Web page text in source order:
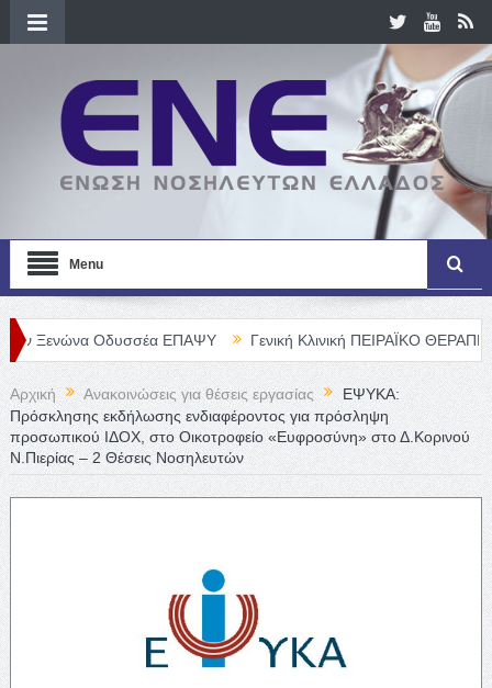
Menu
Οδυσσέα ΕΠΑΨΥ Γενική Κλινική ΠΕΙΡΑΪΚΟ ΘΕΡΑΠΕΥΤΗΡΙΟ Α.
Αρχική Ανακοινώσεις για θέσεις εργασίας
ΕΨΥΚΑ:
Πρόσκλησης εκδήλωσης ενδιαφέροντος για πρόσληψη
προσωπικού ΙΔΟΧ, στο Οικοτροφείο «Ευφροσύνη» στο Δ.Κορινού
Ν.Πιερίας – 2 Θέσεις Νοσηλευτών